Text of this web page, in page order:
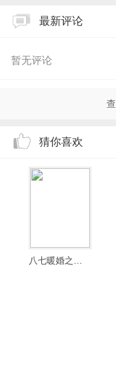
最新评论
暂无评论
猜你喜欢
八七暖婚之肥妻逆袭